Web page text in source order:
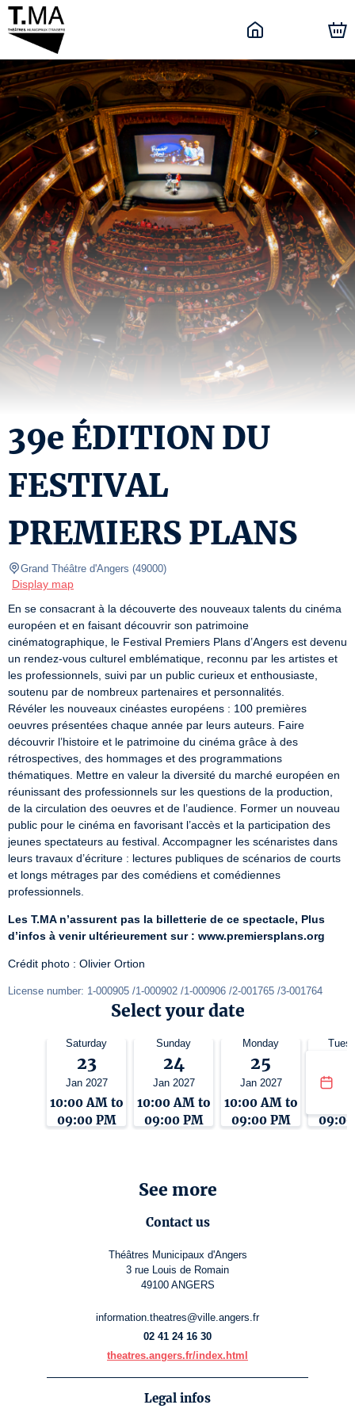
39e ÉDITION DU
FESTIVAL
PREMIERS PLANS
Grand Théâtre d'Angers (49000)
Display map
En se consacrant à la découverte des nouveaux talents du cinéma
européen et en faisant découvrir son patrimoine
cinématographique, le Festival Premiers Plans d’Angers est devenu
un rendez-vous culturel emblématique, reconnu par les artistes et
les professionnels, suivi par un public curieux et enthousiaste,
soutenu par de nombreux partenaires et personnalités.
Révéler les nouveaux cinéastes européens : 100 premières
oeuvres présentées chaque année par leurs auteurs. Faire
découvrir l’histoire et le patrimoine du cinéma grâce à des
rétrospectives, des hommages et des programmations
thématiques. Mettre en valeur la diversité du marché européen en
réunissant des professionnels sur les questions de la production,
de la circulation des oeuvres et de l’audience. Former un nouveau
public pour le cinéma en favorisant l’accès et la participation des
jeunes spectateurs au festival. Accompagner les scénaristes dans
leurs travaux d’écriture : lectures publiques de scénarios de courts
et longs métrages par des comédiens et comédiennes
professionnels.
Les T.MA n’assurent pas la billetterie de ce spectacle, Plus
d’infos à venir ultérieurement sur : www.premiersplans.org
Crédit photo : Olivier Ortion
License number: 1-000905 /1-000902 /1-000906 /2-001765 /3-001764
Select your date
Saturday
23
Jan 2027
10:00 AM to
09:00 PM
Sunday
24
Jan 2027
10:00 AM to
09:00 PM
Monday
25
Jan 2027
10:00 AM to
09:00 PM
Jan
See more
Contact us
Théâtres Municipaux d'Angers
3 rue Louis de Romain
49100 ANGERS
information.theatres@ville.angers.fr
02 41 24 16 30
theatres.angers.fr/index.html
Legal infos